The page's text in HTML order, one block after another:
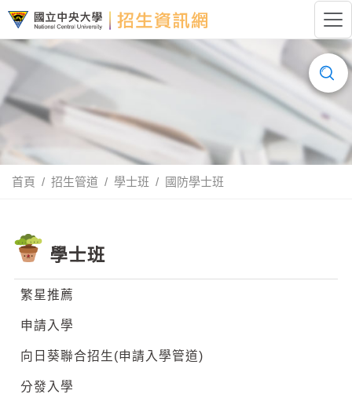
國立中央大學招生資訊網LOGO
搜
尋......
首頁 招生管道 學士班 國防學士班
學士班
繁星推薦
申請入學
向日葵聯合招生(申請入學管道)
分發入學